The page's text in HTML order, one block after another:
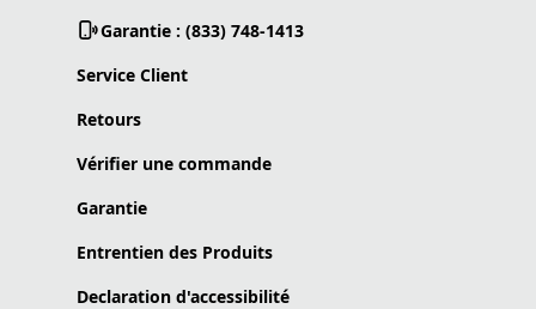
Garantie : (833) 748-1413
Service Client
Retours
Vérifier une commande
Garantie
Entrentien des Produits
Declaration d'accessibilité